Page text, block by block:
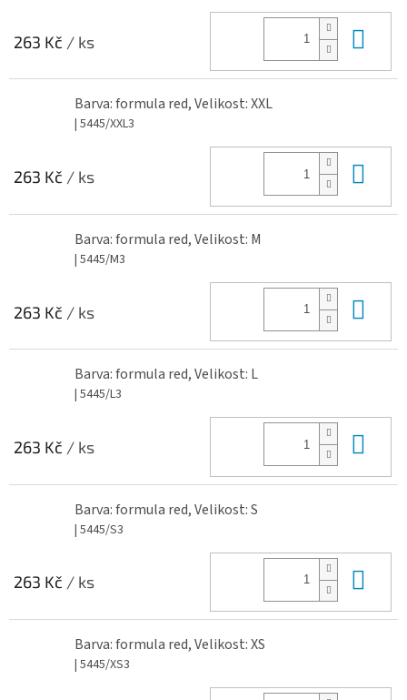
263 Kč / ks
Barva: formula red, Velikost: XXL
| 5445/XXL3
263 Kč / ks
Barva: formula red, Velikost: M
| 5445/M3
263 Kč / ks
Barva: formula red, Velikost: L
| 5445/L3
263 Kč / ks
Barva: formula red, Velikost: S
| 5445/S3
263 Kč / ks
Barva: formula red, Velikost: XS
| 5445/XS3